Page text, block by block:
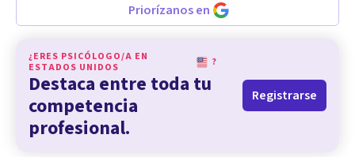
Priorízanos en
¿ERES PSICÓLOGO/A EN
ESTADOS UNIDOS
?
Destaca entre toda tu
competencia
profesional.
Registrarse